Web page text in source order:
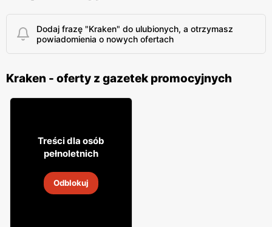
Dodaj frazę "Kraken" do ulubionych, a otrzymasz
powiadomienia o nowych ofertach
Kraken - oferty z gazetek promocyjnych
89 99
Kraken
30 sie 2026
Treści dla osób
pełnoletnich
Odblokuj